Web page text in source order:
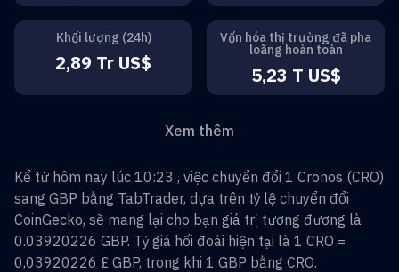
Khối lượng (24h)
2,89 Tr US$
Vốn hóa thị trường đã pha
loãng hoàn toàn
5,23 T US$
Xem thêm
Kể từ hôm nay lúc 10:23 , việc chuyển đổi 1 Cronos (CRO)
sang GBP bằng TabTrader, dựa trên tỷ lệ chuyển đổi
CoinGecko, sẽ mang lại cho bạn giá trị tương đương là
0.03920226 GBP. Tỷ giá hối đoái hiện tại là 1 CRO =
0,03920226 £ GBP, trong khi 1 GBP bằng CRO.